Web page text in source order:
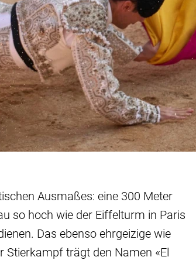
Ausmaßes: eine 300 Meter
so hoch wie der Eiffelturm in Paris
Das ebenso ehrgeizige wie
Stierkampf trägt den Namen «El